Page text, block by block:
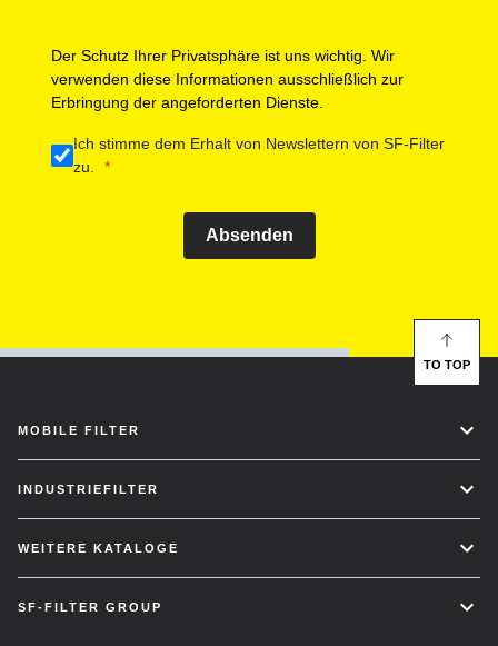
Der Schutz Ihrer Privatsphäre ist uns wichtig. Wir
verwenden diese Informationen ausschließlich zur
Erbringung der angeforderten Dienste.
Ich stimme dem Erhalt von Newslettern von SF-Filter
zu.
Absenden
MOBILE FILTER
INDUSTRIEFILTER
WEITERE KATALOGE
SF-FILTER GROUP
TO TOP